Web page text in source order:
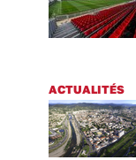
ACTUALITÉS